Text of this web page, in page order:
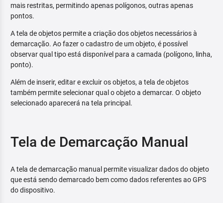
mais restritas, permitindo apenas polígonos, outras apenas
pontos.
A tela de objetos permite a criação dos objetos necessários à
demarcação. Ao fazer o cadastro de um objeto, é possível
observar qual tipo está disponível para a camada (polígono, linha,
ponto).
Além de inserir, editar e excluir os objetos, a tela de objetos
também permite selecionar qual o objeto a demarcar. O objeto
selecionado aparecerá na tela principal.
Tela de Demarcação Manual
A tela de demarcação manual permite visualizar dados do objeto
que está sendo demarcado bem como dados referentes ao GPS
do dispositivo.